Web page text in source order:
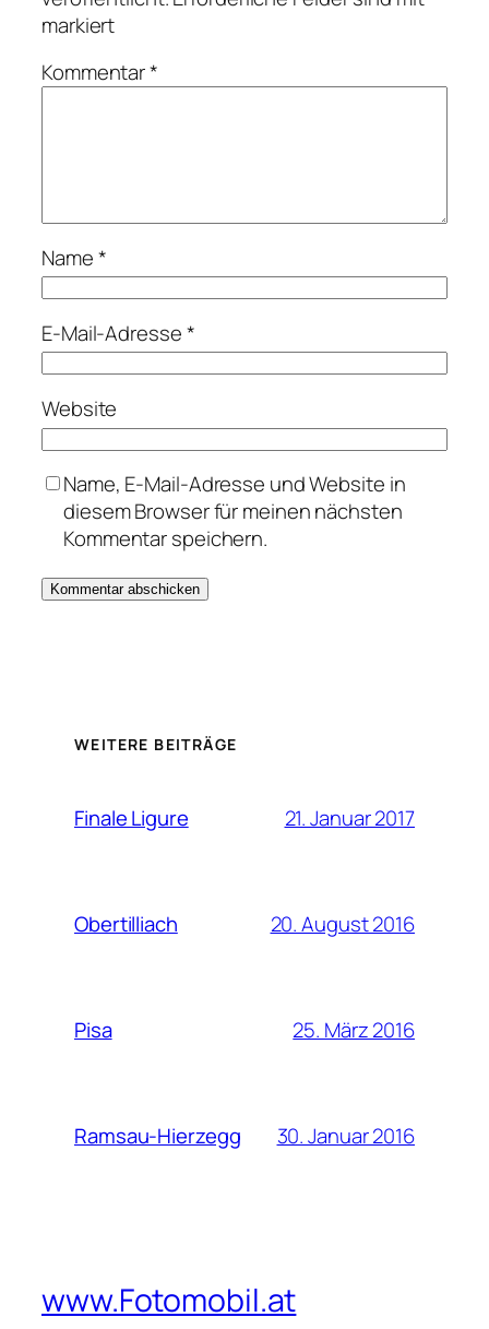
markiert
Kommentar*
Name*
E-Mail-Adresse*
Website
Name, E-Mail-Adresse und Website in
diesem Browser für meinen nächsten
Kommentar speichern.
WEITERE BEITRÄGE
Finale Ligure 21. Januar 2017
Obertilliach 20. August 2016
Pisa 25. März 2016
Ramsau-Hierzegg 30. Januar 2016
www.Fotomobil.at